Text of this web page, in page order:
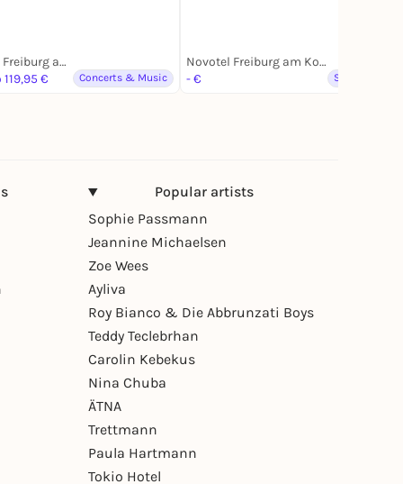
Novotel Freiburg am Konzerthaus
€
Concerts & Music
Novotel Freiburg am Konzerthaus
- €
Spoken word
Popular artists
Sophie Passmann
Jeannine Michaelsen
Zoe Wees
Ayliva
Roy Bianco & Die Abbrunzati Boys
Teddy Teclebrhan
Carolin Kebekus
Nina Chuba
ÄTNA
Trettmann
Paula Hartmann
Tokio Hotel